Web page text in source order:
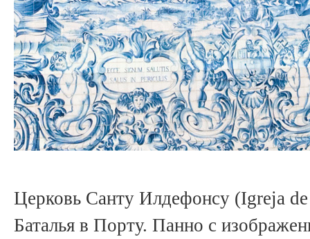
Церковь Санту Илдефонсу (Igreja
Баталья в Порту. Панно с